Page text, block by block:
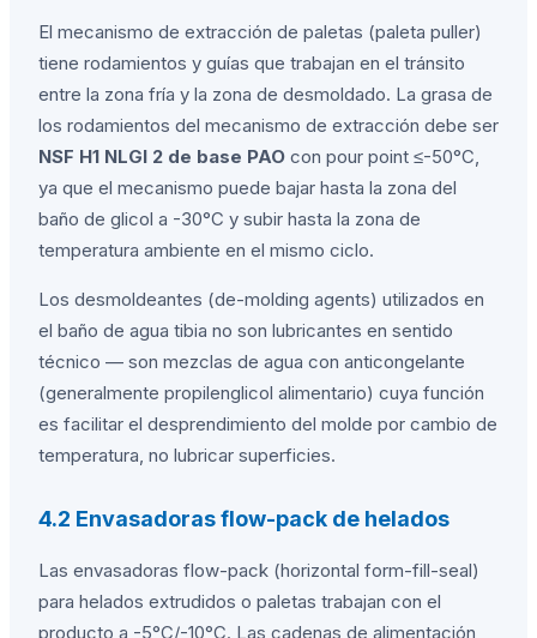
El mecanismo de extracción de paletas (paleta puller)
tiene rodamientos y guías que trabajan en el tránsito
entre la zona fría y la zona de desmoldado. La grasa de
los rodamientos del mecanismo de extracción debe ser
NSF H1 NLGI 2 de base PAO con pour point ≤-50°C,
ya que el mecanismo puede bajar hasta la zona del
baño de glicol a -30°C y subir hasta la zona de
temperatura ambiente en el mismo ciclo.
Los desmoldeantes (de-molding agents) utilizados en
el baño de agua tibia no son lubricantes en sentido
técnico — son mezclas de agua con anticongelante
(generalmente propilenglicol alimentario) cuya función
es facilitar el desprendimiento del molde por cambio de
temperatura, no lubricar superficies.
4.2 Envasadoras flow-pack de helados
Las envasadoras flow-pack (horizontal form-fill-seal)
para helados extrudidos o paletas trabajan con el
producto a -5°C/-10°C. Las cadenas de alimentación